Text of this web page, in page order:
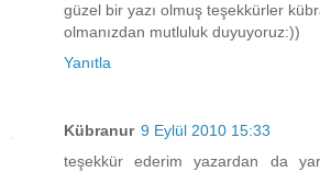
güzel bir yazı olmuş teşekkürler
olmanızdan mutluluk duyuyoruz:))
Yanıtla
Kübranur 9 Eylül 2010 15:33
teşekkür ederim yazardan da